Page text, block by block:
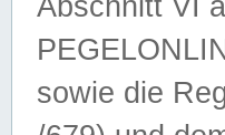
sowie die